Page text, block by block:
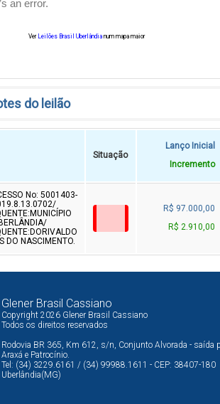
Ver Leilões Brasil Uberlândia num mapa maior
do leilão
Situação
Lanço Inicial
Incremento
No: 5001403-
DO NASCIMENTO.
R$ 97.000,00
R$ 2.910,00
Glener Brasil Cassiano
Copyright 2026 Glener Brasil Cassiano
Todos os direitos reservados
Rodovia BR 365, Km 612, s/n, Conjunto Alvorada - saída
Araxá e Patrocínio.
Tel: (34) 3229.6161 / (34) 99988.1611 - CEP: 38407-180
Uberlândia(MG)